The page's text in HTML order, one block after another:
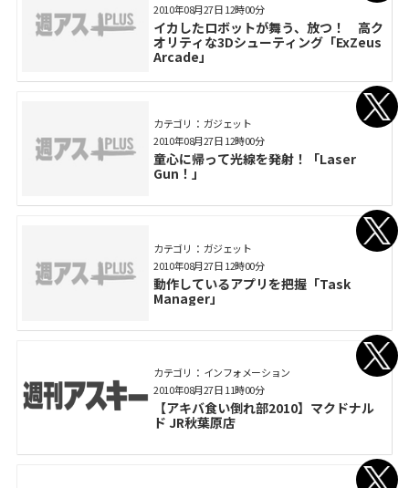
イカしたロボットが舞う、放つ！ 高ク
オリティな3Dシューティング「ExZeus
Arcade」
2010年08月27日 12時00分
カテゴリ： ガジェット
童心に帰って光線を発射！「Laser
Gun！」
2010年08月27日 12時00分
カテゴリ： ガジェット
動作しているアプリを把握「Task
Manager」
2010年08月27日 12時00分
カテゴリ： インフォメーション
【アキバ食い倒れ部2010】マクドナル
ド JR秋葉原店
2010年08月27日 11時00分